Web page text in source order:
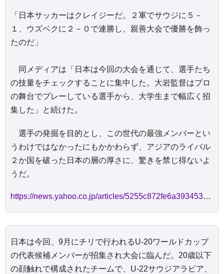
「日本サッカーはクレイジーだ。２軍でサウジに５－
１、ウズベクに２－０で連勝し、親善大会で優勝を飾っ
たのだ」
同メディアは「日本は今回の大会を通じて、選手たち
の技量をチェックすることに集中した。大岩監督はプロ
の舞台でプレーしている選手から、大学生まで幅広く招
集した」と続けた。
選手の発掘を目的とし、この世代の最強メンバーとい
うわけではなかったにもかかわらず、アジアのライバル
２か国を破った日本の層の厚さに、驚きを禁じ得ないよ
うだ。
https://news.yahoo.co.jp/articles/5255c872fe6a393453b5ec8eb430b7831717be55
日本は今回、9月にチリで行われるU-20ワールドカップ
の代表候補メンバーが招集され大会に臨んだ。20歳以下
の顔触れで構成されたチームで、U-22サウジアラビア、